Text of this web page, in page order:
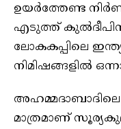
ഉയർത്തേണ്ട
എടുത്ത്
ലോകകപ്പിലെ
നിമിഷങ്ങളിൽ
മാത്രമാണ്